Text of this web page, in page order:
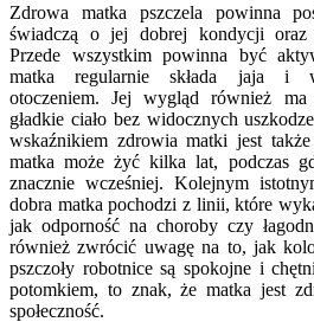
Zdrowa matka pszczela powinna
świadczą o jej dobrej kondycji oraz
Przede wszystkim powinna być
matka regularnie składa jaja i
otoczeniem. Jej wygląd również ma
gładkie ciało bez widocznych
wskaźnikiem zdrowia matki jest
matka może żyć kilka lat, podczas
znacznie wcześniej. Kolejnym
dobra matka pochodzi z linii, które
jak odporność na choroby czy
również zwrócić uwagę na to, jak
pszczoły robotnice są spokojne i
potomkiem, to znak, że matka jest
społeczność.